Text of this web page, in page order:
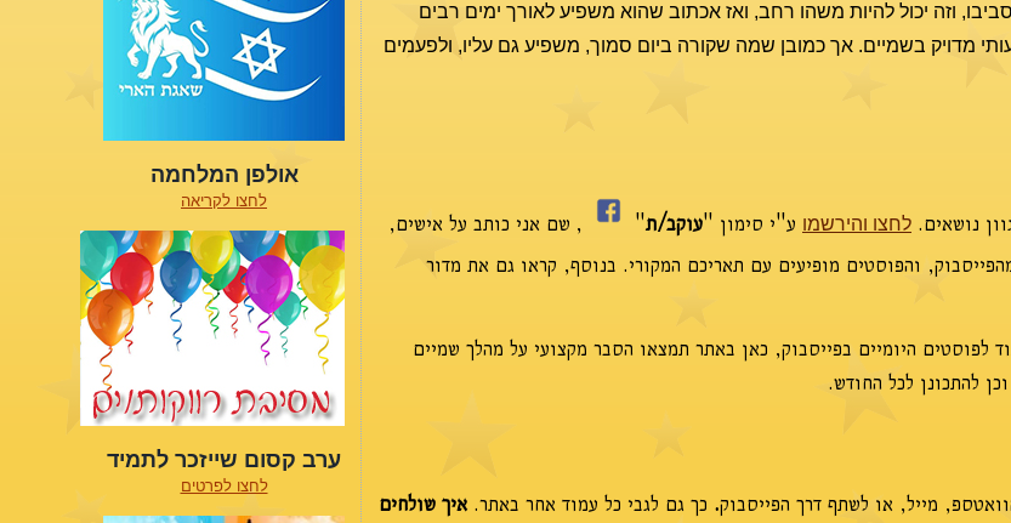
סביבו, וזה יכול להיות משהו רחב, ואז אכתוב שהוא משפיע לאורך ימים רבים
מדויק בשמיים. אך כמובן שמה שקורה ביום סמוך, משפיע גם עליו, ולפעמים
נושאים. לחצו והירשמו ע"י סימון "עוקב/ת"
, שם אני כותב על אישים,
והפוסטים מופיעים עם תאריכם המקורי. בנוסף, קראו גם את מדור
לפוסטים היומיים בפייסבוק, כאן באתר תמצאו הסבר מקצועי על מהלך שמיים
להתכונן לכל החודש.
מייל, או לשתף דרך הפייסבוק. כך גם לגבי כל עמוד אחר באתר. איך שולחים
אולפן המלחמה
לחצו לקריאה
ערב קסום שייזכר לתמיד
לחצו לפרטים